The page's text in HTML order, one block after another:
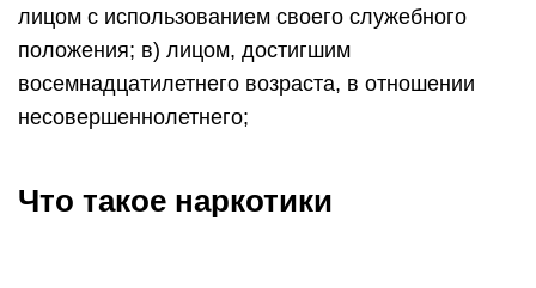
лицом с использованием своего служебного
положения; в) лицом, достигшим
восемнадцатилетнего возраста, в отношении
несовершеннолетнего;
Что такое наркотики